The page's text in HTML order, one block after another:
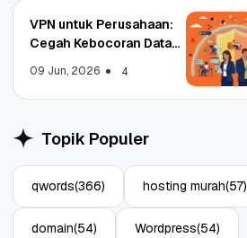
Aplikasi: Atasi Limitasi
11 Jun, 2026 4
VPN untuk Perusahaan:
Cegah Kebocoran Data
09 Jun, 2026 4
Topik Populer
qwords(366) hosting murah(57)
domain(54) Wordpress(54)